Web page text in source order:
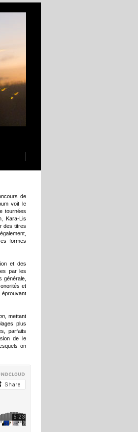
de
voit le
tournées
Kara-Lis
des titres
formes
et des
par les
générale,
et
éprouvant
, mettant
plus
parfaits
de le
on